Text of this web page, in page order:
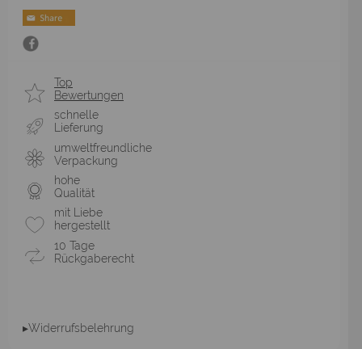
Top
Bewertungen
schnelle
Lieferung
umweltfreundliche
Verpackung
hohe
Qualität
mit Liebe
hergestellt
10 Tage
Rückgaberecht
▸Widerrufsbelehrung